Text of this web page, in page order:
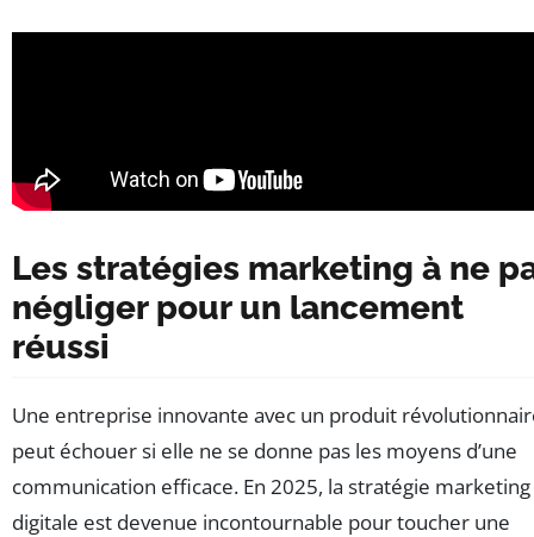
Les stratégies marketing à ne
négliger pour un lancement
réussi
Une entreprise innovante avec un produit
peut échouer si elle ne se donne pas les moyens d’une
communication efficace. En 2025, la stratégie marketing
digitale est devenue incontournable pour toucher une